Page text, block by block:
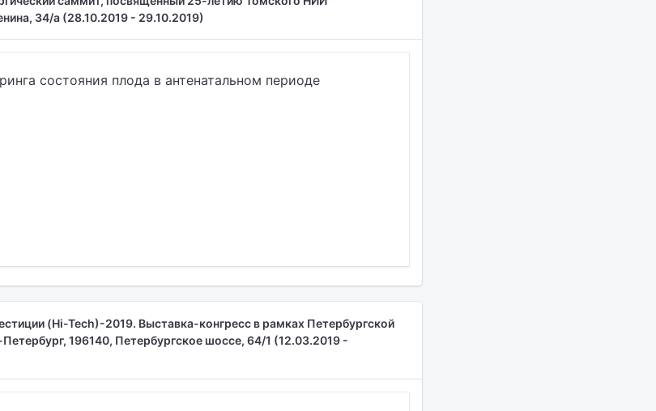
34/а (28.10.2019 - 29.10.2019)
состояния плода в антенатальном периоде
(Hi-Tech)-2019. Выставка-конгресс в рамках Петербургской
196140, Петербургское шоссе, 64/1 (12.03.2019 -